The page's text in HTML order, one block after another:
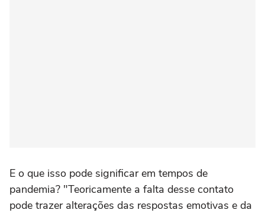
E o que isso pode significar em tempos de
pandemia? "Teoricamente a falta desse contato
pode trazer alterações das respostas emotivas e da